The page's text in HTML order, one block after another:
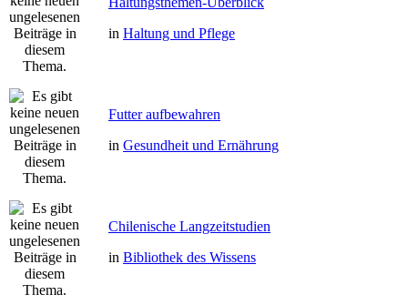
in Haltung und Pflege
Futter aufbewahren
in Gesundheit und Ernährung
Chilenische Langzeitstudien
in Bibliothek des Wissens